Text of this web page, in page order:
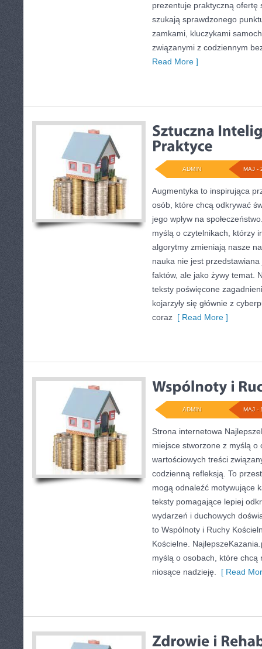
prezentuje praktyczną ofertę
szukają sprawdzonego
zamkami, kluczykami
związanymi z codziennym
Read More ]
MAJ -
ADMIN
Augmentyka to inspirująca
osób, które chcą odkrywać
jego wpływ na
myślą o czytelnikach, którzy
algorytmy zmieniają nasze
nauka nie jest
faktów, ale jako żywy temat.
teksty poświęcone
kojarzyły się głównie z
coraz [ Read More ]
MAJ -
ADMIN
Strona internetowa
miejsce stworzone z myślą
wartościowych treści
codzienną refleksją. To
mogą odnaleźć motywujące
teksty pomagające lepiej
wydarzeń i duchowych
to Wspólnoty i Ruchy
Kościelne.
myślą o osobach, które chcą
niosące nadzieję.
[ Read